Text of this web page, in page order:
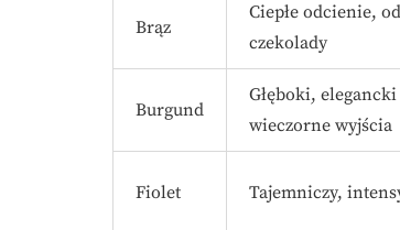
Brąz
Ciepłe odcienie,
czekolady
Burgund
Głęboki,
wieczorne wyjścia
Fiolet Tajemniczy,